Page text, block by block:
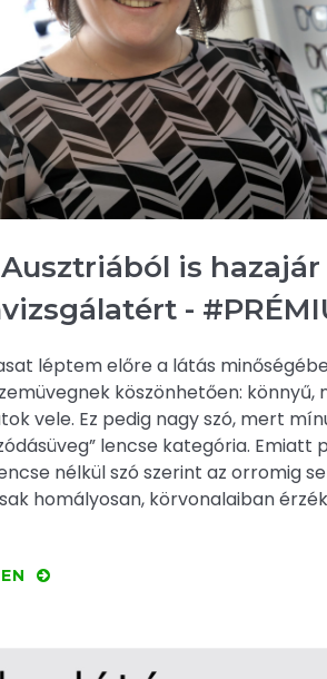
is
-
léptem előre a látás
köszönhetően:
vele. Ez pedig nagy szó, mert
lencse kategória. Emiatt
nélkül szó szerint az orromig
homályosan, körvonalaiban